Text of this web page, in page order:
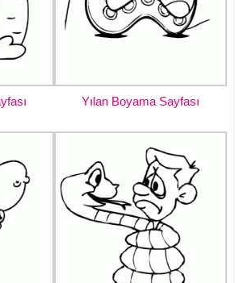
Yılan Boyama Sayfası